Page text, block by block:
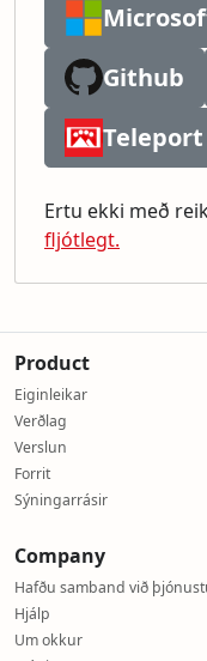
Github
Ertu ekki með
fljótlegt.
Product
Eiginleikar
Verðlag
Verslun
Forrit
Sýningarrásir
Company
Hafðu samband við
Hjálp
Um okkur